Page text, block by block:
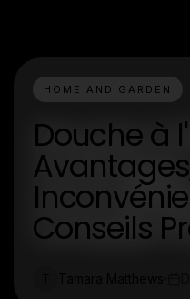
HOME AND GARDEN
Douche à
Conseils